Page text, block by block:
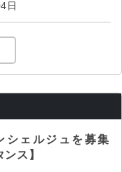
日
シェルジュを募集
ス】